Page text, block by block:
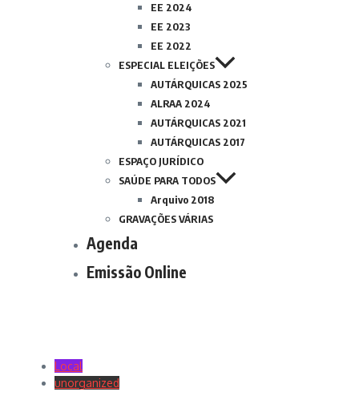
EE 2024
EE 2023
EE 2022
ESPECIAL ELEIÇÕES
AUTÁRQUICAS 2025
ALRAA 2024
AUTÁRQUICAS 2021
AUTÁRQUICAS 2017
ESPAÇO JURÍDICO
SAÚDE PARA TODOS
Arquivo 2018
GRAVAÇÕES VÁRIAS
Agenda
Emissão Online
Local
unorganized